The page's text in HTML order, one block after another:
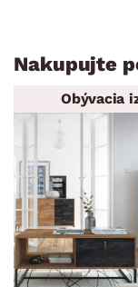
Nakupujte
Obývacia